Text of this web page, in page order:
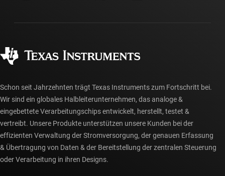
myTI-Konto FAQs
Häufig gestellte Fragen zu Bestellungen
Schon seit Jahrzehnten trägt Texas Instruments zum Fortschritt bei.
Wir sind ein globales Halbleiterunternehmen, das analoge &
eingebettete Verarbeitungschips entwickelt, herstellt, testet &
vertreibt. Unsere Produkte unterstützen unsere Kunden bei der
effizienten Verwaltung der Stromversorgung, der genauen Erfassung
& Übertragung von Daten & der Bereitstellung der zentralen Steuerung
oder Verarbeitung in ihren Designs.